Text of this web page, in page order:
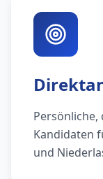
Kandidaten
und